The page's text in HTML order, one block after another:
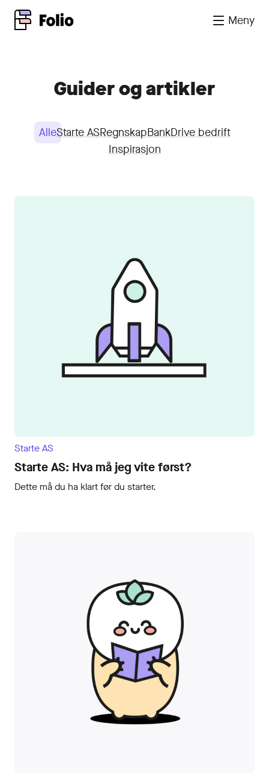
Meny
Logg inn Bli kunde
Guider og artikler
AlleStarte ASRegnskapBankDrive bedrift
Inspirasjon
Starte AS
Starte AS: Hva må jeg vite først?
Dette må du ha klart før du starter.